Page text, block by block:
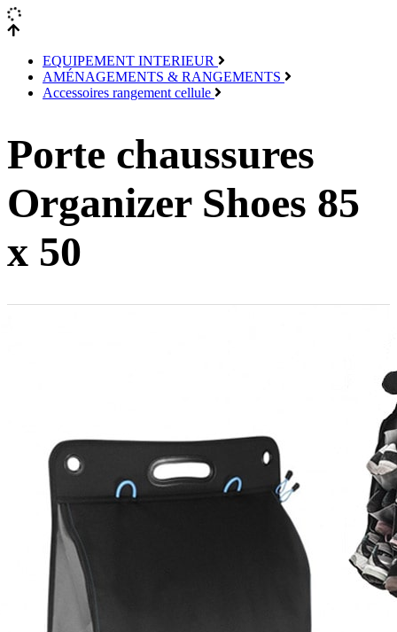
EQUIPEMENT INTERIEUR
AMÉNAGEMENTS & RANGEMENTS
Accessoires rangement cellule
Porte chaussures
Organizer Shoes 85
x 50